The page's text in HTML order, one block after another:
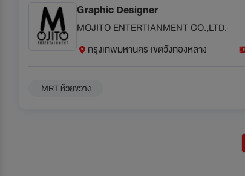
Graphic Designer
MOJITO ENTERTIANMENT CO.,LTD.
กรุงเทพมหานคร เขตวังทองหลาง
MRT ห้วยขวาง